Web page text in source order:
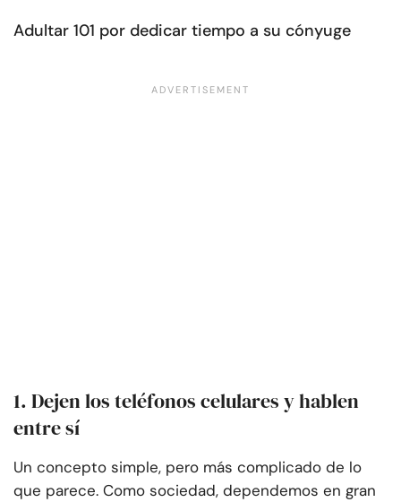
Adultar 101 por dedicar tiempo a su cónyuge
1. Dejen los teléfonos celulares y hablen
entre sí
Un concepto simple, pero más complicado de lo
que parece. Como sociedad, dependemos en gran